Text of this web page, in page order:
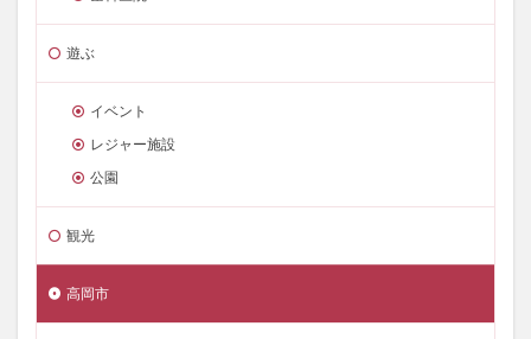
遊ぶ
イベント
レジャー施設
公園
観光
高岡市